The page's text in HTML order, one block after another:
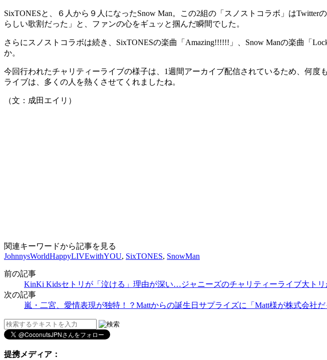
SixTONESと、６人から９人になったSnow Man。この2組の「スノストコラボ」は
らしい歌割だった」と、ファンの心をギュッと掴んだ瞬間でした。
さらにスノストコラボは続き、SixTONESの楽曲「Amazing!!!!!!」、Snow Manの楽曲「
か。
今回行われたチャリティーライブの様子は、1週間アーカイブ配信されているため、何
ライブは、多くの人を熱くさせてくれましたね。
（文：成田エイリ）
関連キーワードから記事を見る
JohnnysWorldHappyLIVEwithYOU, SixTONES, SnowMan
前の記事
KinKi Kidsセトリが「泣ける」理由が深い…ジャニーズのチャリティーライブ大ト
次の記事
嵐・二宮、愛情表現が独特！？Mattからの誕生日サプライズに「Matt様が株式会社
提携メディア：